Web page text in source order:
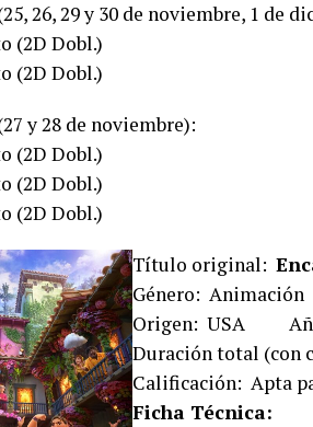
26, 29 y 30 de noviembre, 1 de
(2D Dobl.)
(2D Dobl.)
y 28 de noviembre):
(2D Dobl.)
(2D Dobl.)
(2D Dobl.)
Título original:
Género: Animación
Origen: USA
Duración total (con
Calificación: Apta
Ficha Técnica: